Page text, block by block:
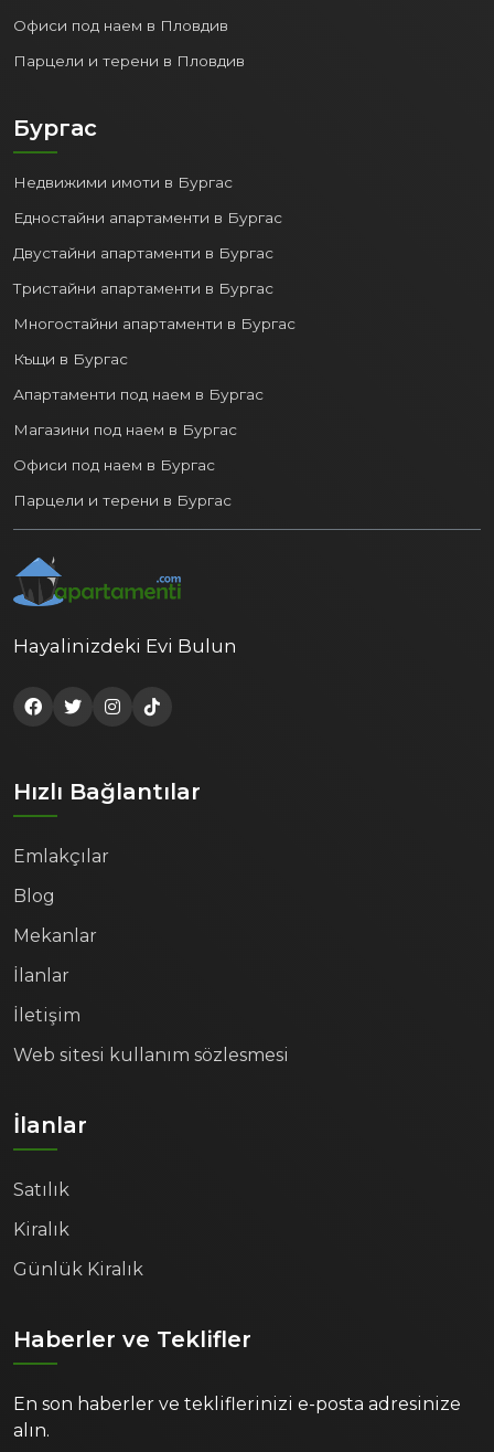
Офиси под наем в Пловдив
Парцели и терени в Пловдив
Бургас
Недвижими имоти в Бургас
Едностайни апартаменти в Бургас
Двустайни апартаменти в Бургас
Тристайни апартаменти в Бургас
Многостайни апартаменти в Бургас
Къщи в Бургас
Апартаменти под наем в Бургас
Магазини под наем в Бургас
Офиси под наем в Бургас
Парцели и терени в Бургас
Hayalinizdeki Evi Bulun
Hızlı Bağlantılar
Emlakçılar
Blog
Mekanlar
İlanlar
İletişim
Web sitesi kullanım sözlesmesi
İlanlar
Satılık
Kiralık
Günlük Kiralık
Haberler ve Teklifler
En son haberler ve tekliflerinizi e-posta adresinize
alın.